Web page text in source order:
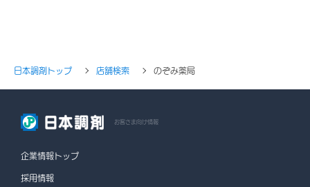
日本調剤トップ 店舗検索 のぞみ薬局
お客さま向け情報
企業情報トップ
採用情報